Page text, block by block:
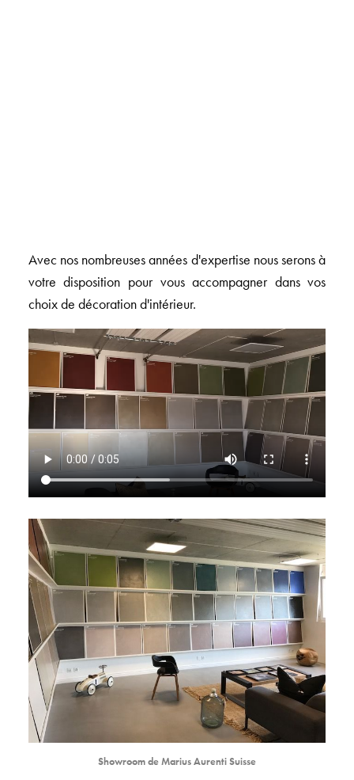
Avec nos nombreuses années d'expertise nous serons à
votre disposition pour vous accompagner dans vos
choix de décoration d'intérieur.
Showroom de Marius Aurenti Suisse